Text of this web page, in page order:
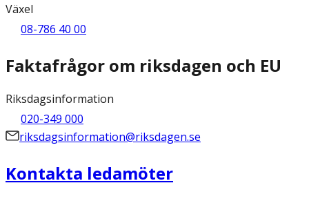
Växel
08-786 40 00
Faktafrågor om riksdagen och EU
Riksdagsinformation
020-349 000
riksdagsinformation@riksdagen.se
Kontakta ledamöter